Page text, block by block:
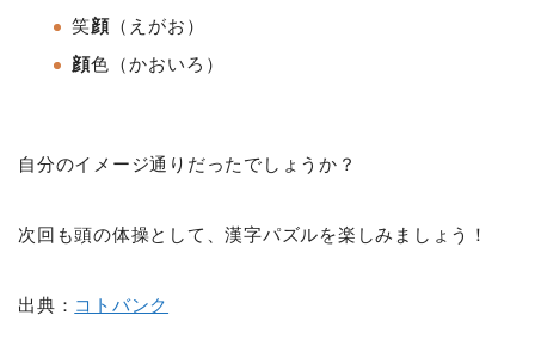
笑顔 （えがお）
顔色（かおいろ）
自分のイメージ通りだったでしょうか？
次回も頭の体操として、漢字パズルを楽しみましょう！
出典： コトバンク